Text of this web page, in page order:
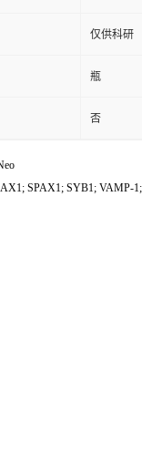
仅供科研
瓶
否
SPAX1; SYB1; VAMP-1;